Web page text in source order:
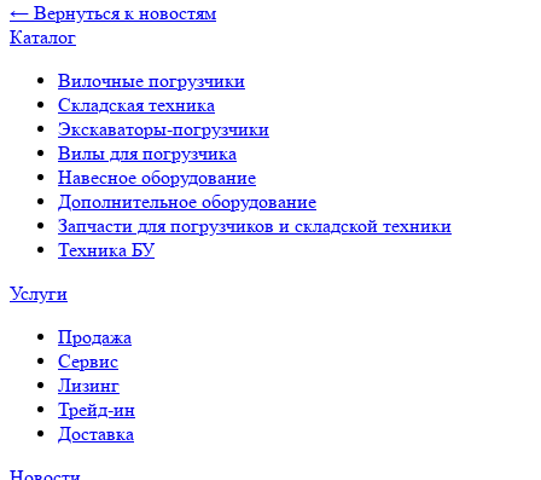
← Вернуться к новостям
Каталог
Вилочные погрузчики
Складская техника
Экскаваторы-погрузчики
Вилы для погрузчика
Навесное оборудование
Дополнительное оборудование
Запчасти для погрузчиков и складской техники
Техника БУ
Услуги
Продажа
Сервис
Лизинг
Трейд-ин
Доставка